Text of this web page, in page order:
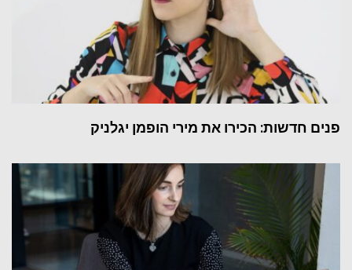
פנים חדשות: הכירו את מירי הופמן יגלניק